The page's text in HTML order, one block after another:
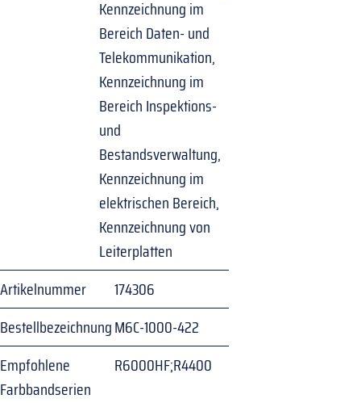
Kennzeichnung im
Bereich Daten- und
Telekommunikation,
Kennzeichnung im
Bereich Inspektions-
und
Bestandsverwaltung,
Kennzeichnung im
elektrischen Bereich,
Kennzeichnung von
Leiterplatten
Artikelnummer
174306
BestellbezeichnungM6C-1000-422
Empfohlene
Farbbandserien
R6000HF;R4400